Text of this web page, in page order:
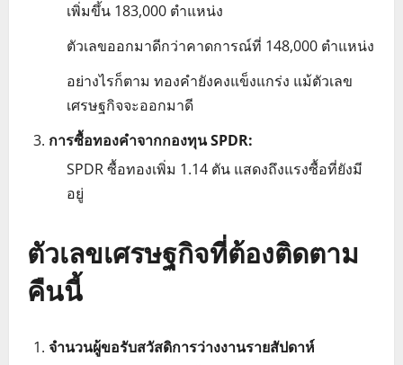
เพิ่มขึ้น 183,000 ตำแหน่ง
ตัวเลขออกมาดีกว่าคาดการณ์ที่ 148,000 ตำแหน่ง
อย่างไรก็ตาม ทองคำยังคงแข็งแกร่ง แม้ตัวเลข
เศรษฐกิจจะออกมาดี
การซื้อทองคำจากกองทุน SPDR:
SPDR ซื้อทองเพิ่ม 1.14 ตัน แสดงถึงแรงซื้อที่ยังมี
อยู่
ตัวเลขเศรษฐกิจที่ต้องติดตาม
คืนนี้
จำนวนผู้ขอรับสวัสดิการว่างงานรายสัปดาห์